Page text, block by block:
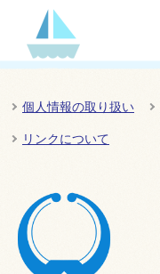
個人情報の取り扱い
リンクについて